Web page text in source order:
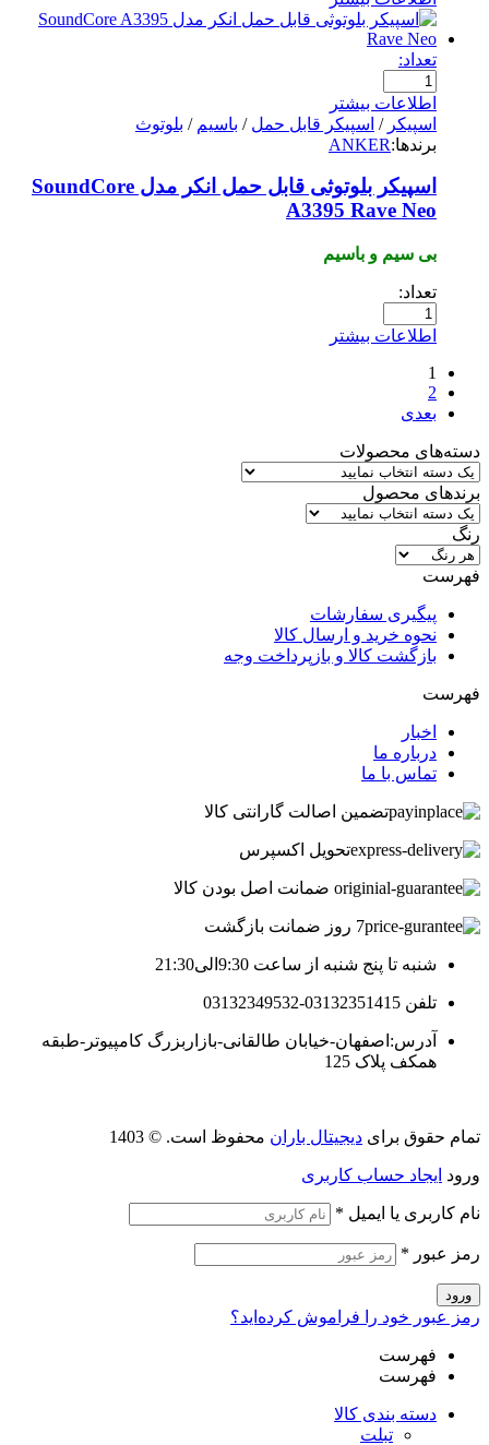
تعداد:
اطلاعات بیشتر
اسپیکر / اسپیکر قابل حمل / باسیم / بلوتوث
برندها:ANKER
اسپیکر بلوتوثی قابل حمل انکر مدل SoundCore
A3395 Rave Neo
بی سیم و باسیم
تعداد:
اطلاعات بیشتر
1
2
بعدی
دسته‌های محصولات
برندهای محصول
رنگ
فهرست
پیگیری سفارشات
نحوه خرید و ارسال کالا
بازگشت کالا و بازپرداخت وجه
فهرست
اخبار
درباره ما
تماس با ما
تضمین اصالت گارانتی کالا
تحویل اکسپرس
ضمانت اصل بودن کالا
7 روز ضمانت بازگشت
شنبه تا پنج شنبه از ساعت 9:30الی21:30
تلفن 03132351415-03132349532
آدرس:اصفهان-خیابان طالقانی-بازاربزرگ کامپیوتر-طبقه
همکف پلاک 125
تمام حقوق برای دیجیتال باران محفوظ است. © 1403
ورود ایجاد حساب کاربری
نام کاربری یا ایمیل *
رمز عبور *
ورود
رمز عبور خود را فراموش کرده‌اید؟
فهرست
فهرست
دسته بندی کالا
تبلت